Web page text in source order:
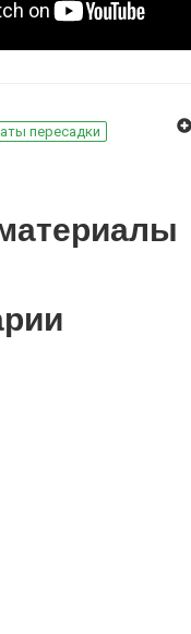
пересадки